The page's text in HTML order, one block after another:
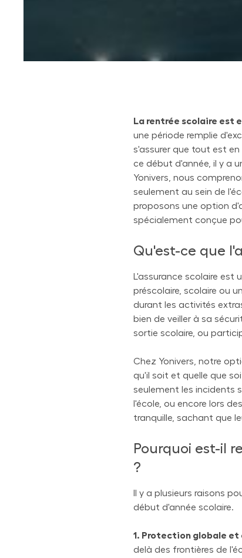
La rentrée scolaire est
une période remplie
s'assurer que tout est en
ce début d'année, il y a
Yonivers, nous
seulement au sein de
proposons une option
spécialement conçue
Qu'est-ce que
L'assurance scolaire est
préscolaire, scolaire ou
durant les activités
bien de veiller à sa
sortie scolaire, ou
Chez Yonivers, notre
qu'il soit et quelle que
seulement les incidents
l'école, ou encore lors
tranquille, sachant que
Pourquoi est-il
?
Il y a plusieurs raisons
début d'année scolaire.
1. Protection globale et
delà des frontières de